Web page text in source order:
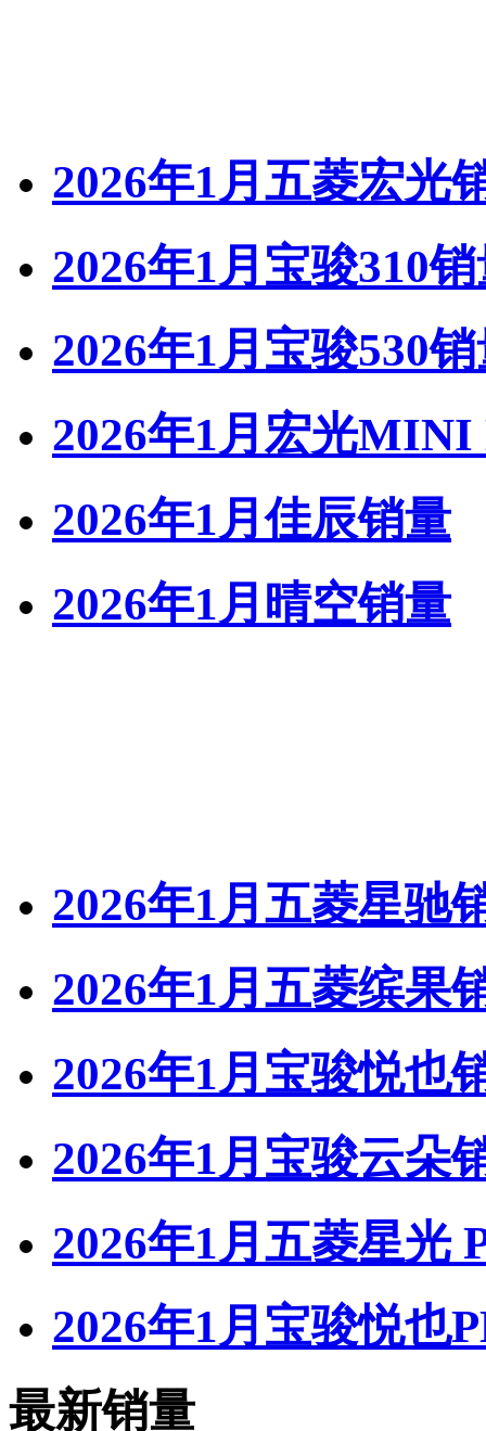
2026年1月五菱宏光
2026年1月宝骏310
2026年1月宝骏530
2026年1月宏光
2026年1月佳辰销量
2026年1月晴空销量
2026年1月五菱星驰
2026年1月五菱缤果
2026年1月宝骏悦也
2026年1月宝骏云朵
2026年1月五菱星光
2026年1月宝骏悦也
最新销量